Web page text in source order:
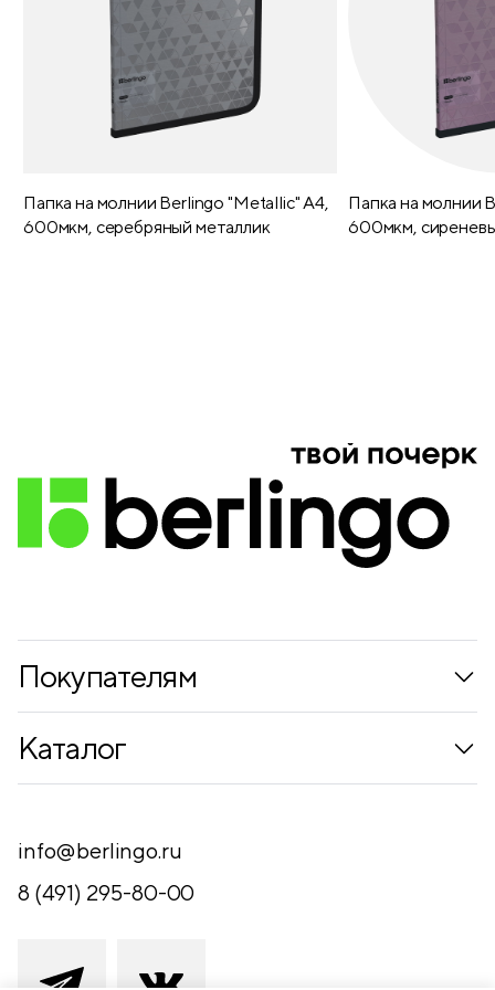
Папка на молнии Berlingo "Metallic" А4,
600мкм, серебряный металлик
Папка на молнии
600мкм,
Покупателям
Контакты
Обратная связь
Каталог
Письменные принадлежности
Канцелярские принадлежности
Чертежные принадлежности
info@berlingo.ru
8 (491) 295-80-00